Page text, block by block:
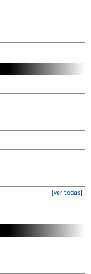
[ver todas]